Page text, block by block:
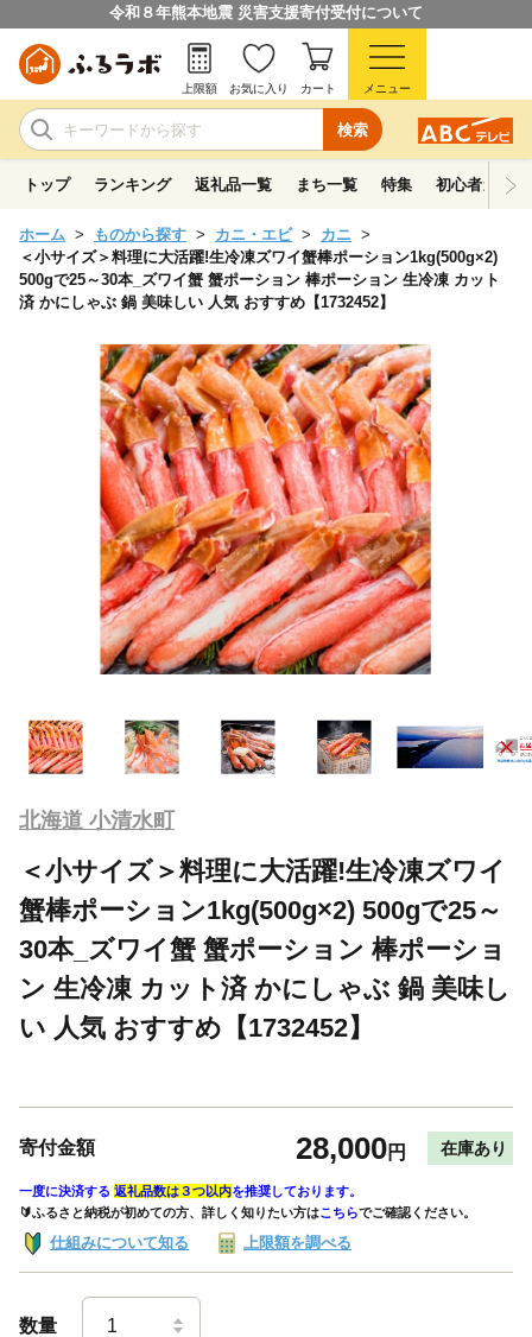
令和８年熊本地震 災害支援寄付受付について
検索
上限額 お気に入り カート メニュー
トップ ランキング 返礼品一覧 まち一覧 特集 初心者ガイド
ホーム ものから探す カニ・エビ
カニ
＜小サイズ＞料理に大活躍!生冷凍ズワイ蟹棒ポーション1kg(500g×2)
500gで25～30本_ズワイ蟹 蟹ポーション 棒ポーション 生冷凍 カット
済 かにしゃぶ 鍋 美味しい 人気 おすすめ【1732452】
北海道 小清水町
＜小サイズ＞料理に大活躍!生冷凍ズワイ
蟹棒ポーション1kg(500g×2) 500gで25～
30本_ズワイ蟹 蟹ポーション 棒ポーショ
ン 生冷凍 カット済 かにしゃぶ 鍋 美味し
い 人気 おすすめ【1732452】
寄付金額 28,000円 在庫あり
一度に決済する 返礼品数は３つ以内を推奨しております。
🔰ふるさと納税が初めての方、詳しく知りたい方はこちらでご確認ください。
仕組みについて知る 上限額を調べる
数量